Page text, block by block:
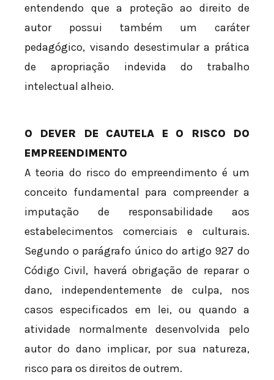
entendendo que a proteção ao direito de
autor possui também um caráter
pedagógico, visando desestimular a prática
de apropriação indevida do trabalho
intelectual alheio.
O DEVER DE CAUTELA E O RISCO DO
EMPREENDIMENTO
A teoria do risco do empreendimento é um
conceito fundamental para compreender a
imputação de responsabilidade aos
estabelecimentos comerciais e culturais.
Segundo o parágrafo único do artigo 927 do
Código Civil, haverá obrigação de reparar o
dano, independentemente de culpa, nos
casos especificados em lei, ou quando a
atividade normalmente desenvolvida pelo
autor do dano implicar, por sua natureza,
risco para os direitos de outrem.